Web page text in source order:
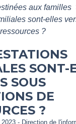
aux familles
sont-elles
?
SONT-
SOUS
DE
?
- Direction de